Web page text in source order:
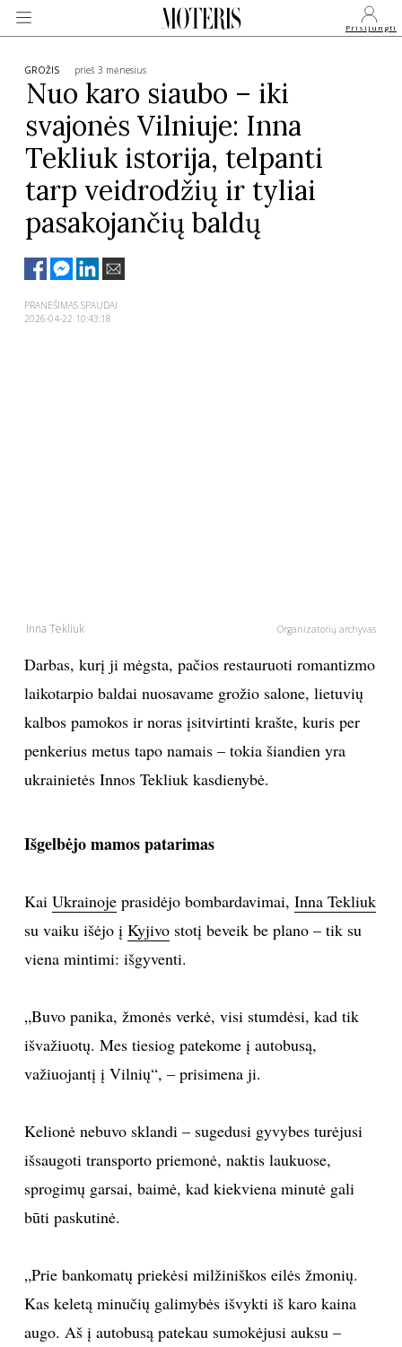
Prisijungti
VEIDAI
MONARCHIJA
MADA
GROŽIS
KULTŪRA
LAISVALAIKIS
MUZIKA
TEATRAS
FOTOGRAFIJA
ORAI
ĮDOMYBĖS
ISTORIJA
KNYGOS
NAMAI
VIRTUVĖ
GROŽIS prieš 3 mėnesius
Nuo karo siaubo – iki
svajonės Vilniuje: Inna
Tekliuk istorija, telpanti
tarp veidrodžių ir tyliai
pasakojančių baldų
PRANEŠIMAS SPAUDAI
2026-04-22 10:43:18
Inna Tekliuk Organizatorių archyvas
Darbas, kurį ji mėgsta, pačios restauruoti romantizmo
laikotarpio baldai nuosavame grožio salone, lietuvių
kalbos pamokos ir noras įsitvirtinti krašte, kuris per
penkerius metus tapo namais – tokia šiandien yra
ukrainietės Innos Tekliuk kasdienybė.
Išgelbėjo mamos patarimas
Kai Ukrainojeprasidėjo bombardavimai, Inna Tekliuk
su vaiku išėjo į Kyjivostotį beveik be plano – tik su
viena mintimi: išgyventi.
„Buvo panika, žmonės verkė, visi stumdėsi, kad tik
išvažiuotų. Mes tiesiog patekome į autobusą,
važiuojantį į Vilnių“, – prisimena ji.
Kelionė nebuvo sklandi – sugedusi gyvybes turėjusi
išsaugoti transporto priemonė, naktis laukuose,
sprogimų garsai, baimė, kad kiekviena minutė gali
būti paskutinė.
„Prie bankomatų priekėsi milžiniškos eilės žmonių.
Kas keletą minučių galimybės išvykti iš karo kaina
augo. Aš į autobusą patekau sumokėjusi auksu –